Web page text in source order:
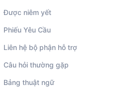
Được niêm yết
Phiếu Yêu Cầu
Liên hệ bộ phận hỗ trợ
Câu hỏi thường gặp
Bảng thuật ngữ